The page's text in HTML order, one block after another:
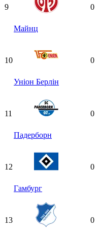
9
Майнц
0
10
Уніон Берлін
0
11
Падерборн
0
12
Гамбург
0
13 0